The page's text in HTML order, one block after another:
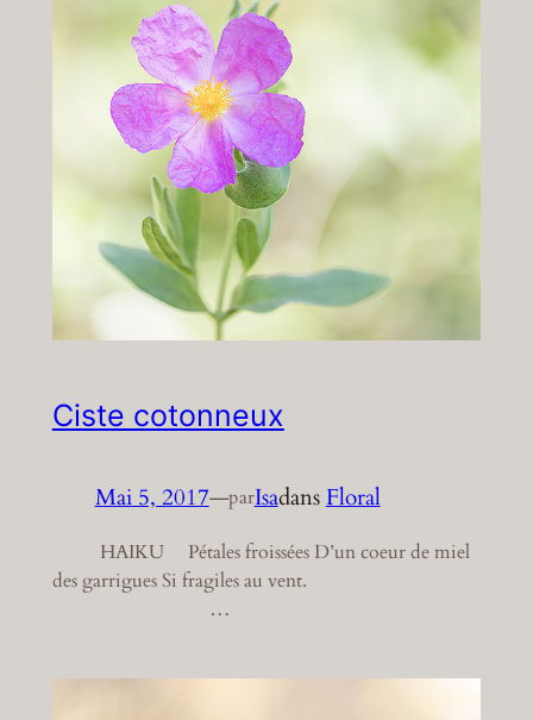
Ciste cotonneux
Mai 5, 2017—parIsadans Floral
HAIKU Pétales froissées D’un coeur de miel
des garrigues Si fragiles au vent.
…